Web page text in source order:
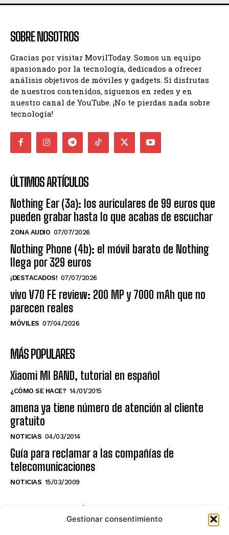
Gestionar consentimiento
SOBRE NOSOTROS
Gracias por visitar MovilToday. Somos un equipo
apasionado por la tecnología, dedicados a ofrecer
análisis objetivos de móviles y gadgets. Si disfrutas
de nuestros contenidos, síguenos en redes y en
nuestro canal de YouTube. ¡No te pierdas nada sobre
tecnología!
ÚLTIMOS ARTÍCULOS
Nothing Ear (3a): los auriculares de 99 euros que
pueden grabar hasta lo que acabas de escuchar
ZONA AUDIO 07/07/2026
Nothing Phone (4b): el móvil barato de Nothing
llega por 329 euros
¡DESTACADOS! 07/07/2026
vivo V70 FE review: 200 MP y 7000 mAh que no
parecen reales
MÓVILES 07/04/2026
MÁS POPULARES
Xiaomi MI BAND, tutorial en español
¿CÓMO SE HACE? 14/01/2015
amena ya tiene número de atención al cliente
gratuito
NOTICIAS 04/03/2014
Guía para reclamar a las compañías de
telecomunicaciones
NOTICIAS 15/03/2009
NO TE PIERDAS LO ÚLTIMO DEL CANAL